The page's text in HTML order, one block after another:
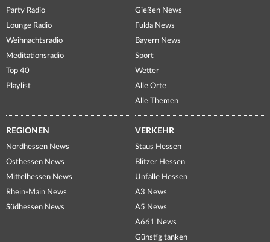
Party Radio
Lounge Radio
Weihnachtsradio
Meditationsradio
Top 40
Playlist
Gießen News
Fulda News
Bayern News
Sport
Wetter
Alle Orte
Alle Themen
REGIONEN
Nordhessen News
Osthessen News
Mittelhessen News
Rhein-Main News
Südhessen News
VERKEHR
Staus Hessen
Blitzer Hessen
Unfälle Hessen
A3 News
A5 News
A661 News
Günstig tanken